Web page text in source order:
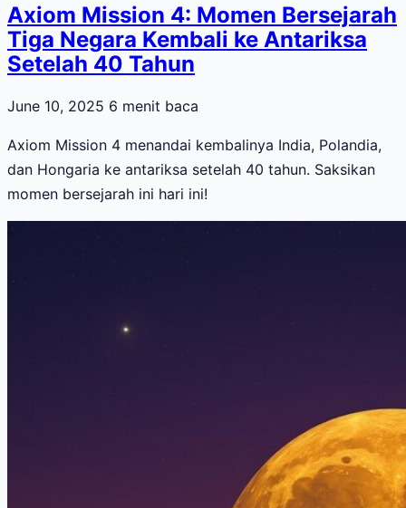
Axiom Mission 4: Momen Bersejarah
Tiga Negara Kembali ke Antariksa
Setelah 40 Tahun
June 10, 2025 6 menit baca
Axiom Mission 4 menandai kembalinya India, Polandia,
dan Hongaria ke antariksa setelah 40 tahun. Saksikan
momen bersejarah ini hari ini!